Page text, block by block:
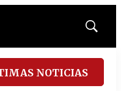
Mostrar
NOTICIAS